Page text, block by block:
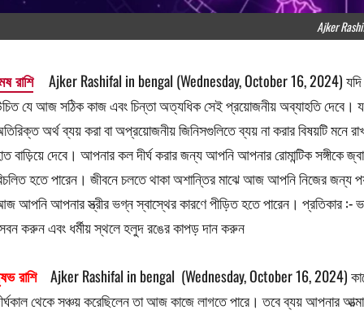
Ajker
রাশি
Ajker Rashifal in bengal (Wednesday, October 16, 2024) যদি
যে আজ সঠিক কাজ এবং চিন্তা অত্যধিক সেই প্রয়োজনীয় অব্যাহতি দেবে।
অর্থ ব্যয় করা বা অপ্রয়োজনীয় জিনিসগুলিতে ব্যয় না করার বিষয়টি মনে
বাড়িয়ে দেবে। আপনার কল দীর্ঘ করার জন্য আপনি আপনার রোমান্টিক
হতে পারেন। জীবনে চলতে থাকা অশান্তির মাঝে আজ আপনি নিজের
আপনি আপনার স্ত্রীর ভগ্ন স্বাস্থের কারণে পীড়িত হতে পারেন। প্রতিকার :-
করুন এবং ধর্মীয় স্থলে হলুদ রঙের কাপড় দান করুন
রাশি
Ajker Rashifal in bengal (Wednesday, October 16, 2024)
থেকে সঞ্চয় করেছিলেন তা আজ কাজে লাগতে পারে। তবে ব্যয় আপনার